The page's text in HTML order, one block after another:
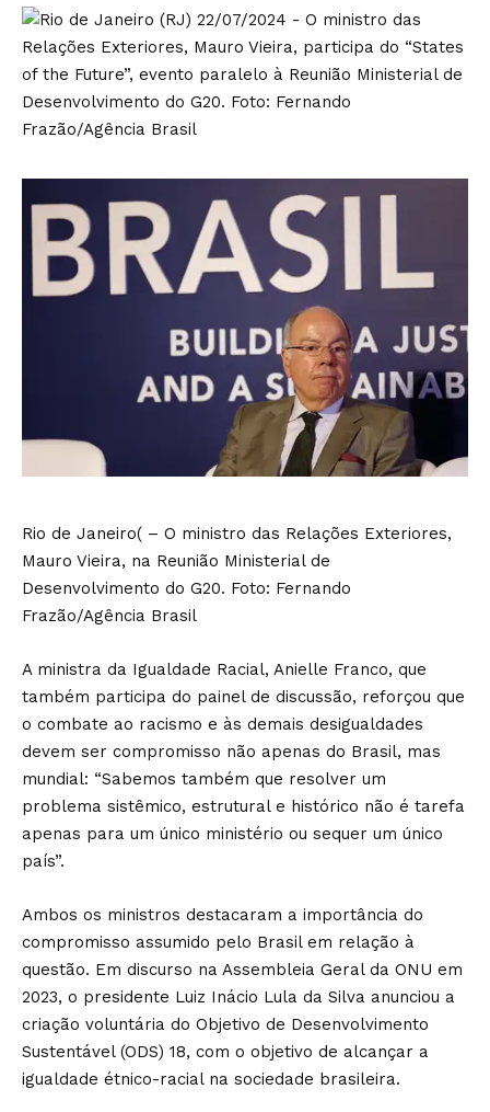
Rio de Janeiro( – O ministro das Relações Exteriores,
Mauro Vieira, na Reunião Ministerial de
Desenvolvimento do G20. Foto: Fernando
Frazão/Agência Brasil
A ministra da Igualdade Racial, Anielle Franco, que
também participa do painel de discussão, reforçou que
o combate ao racismo e às demais desigualdades
devem ser compromisso não apenas do Brasil, mas
mundial: “Sabemos também que resolver um
problema sistêmico, estrutural e histórico não é tarefa
apenas para um único ministério ou sequer um único
país”.
Ambos os ministros destacaram a importância do
compromisso assumido pelo Brasil em relação à
questão. Em discurso na Assembleia Geral da ONU em
2023, o presidente Luiz Inácio Lula da Silva anunciou a
criação voluntária do Objetivo de Desenvolvimento
Sustentável (ODS) 18, com o objetivo de alcançar a
igualdade étnico-racial na sociedade brasileira.